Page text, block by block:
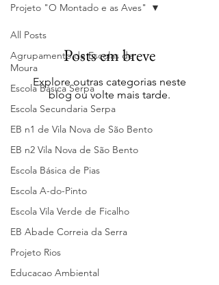
All Posts
Agrupamento de Escolas de
Moura
Escola Básica Serpa
Escola Secundaria Serpa
EB n1 de Vila Nova de São Bento
EB n2 Vila Nova de São Bento
Escola Básica de Pias
Escola A-do-Pinto
Escola Vila Verde de Ficalho
EB Abade Correia da Serra
Projeto Rios
Educacao Ambiental
Projeto "O Montado e as Aves"
Posts em breve
Explore outras categorias neste
blog ou volte mais tarde.